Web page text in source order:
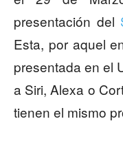
presentación del
Esta, por aquel
presentada en el
a Siri, Alexa o
tienen el mismo